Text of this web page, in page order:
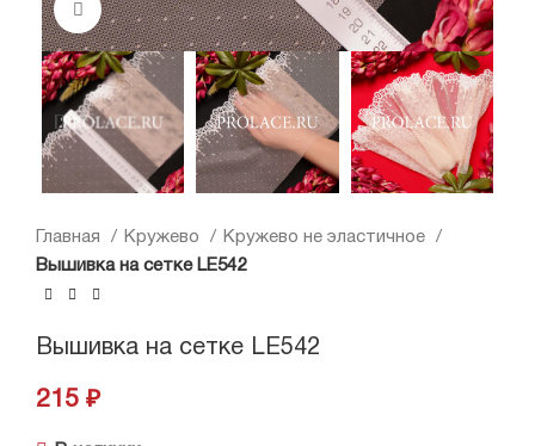
Нажмите, чтобы увеличить
Главная Кружево
Кружево не эластичное
Вышивка на сетке LE542
Вышивка на сетке LE542
215 ₽